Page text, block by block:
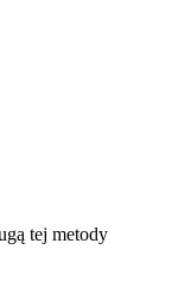
tej metody